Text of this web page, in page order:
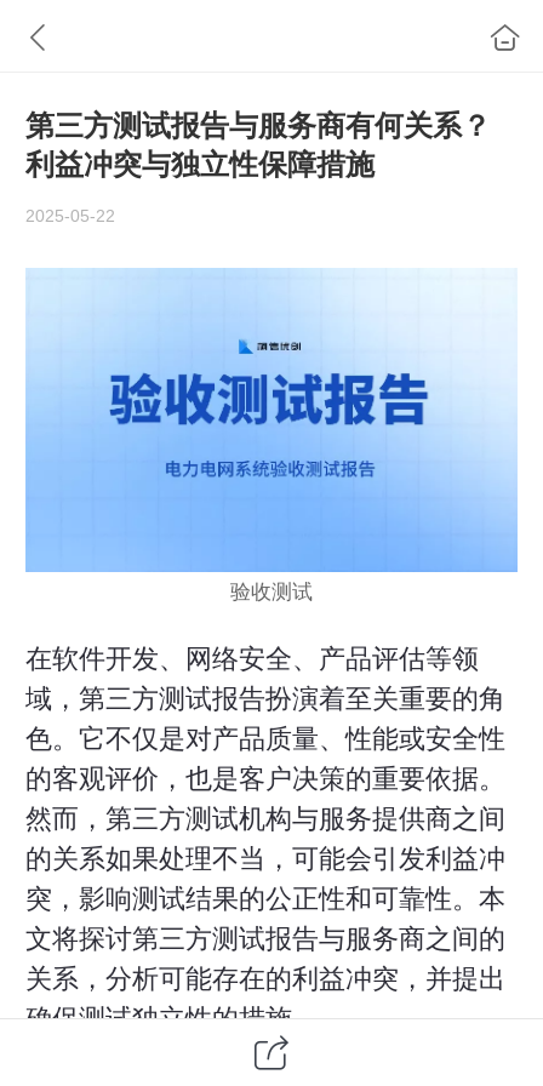
第三方测试报告与服务商有何关系？
利益冲突与独立性保障措施
2025-05-22
验收测试
在软件开发、网络安全、产品评估等领
域， 第三方测试报告扮演着至关重要的角
色。它不仅是对产品质量、性能或安全性
的客观评价，也是客户决策的重要依据。
然而，第三方测试机构与服务提供商之间
的关系如果处理不当，可能会引发利益冲
突，影响测试结果的公正性和可靠性。本
文将探讨第三方测试报告与服务商之间的
关系，分析可能存在的利益冲突，并提出
确保测试独立性的措施。